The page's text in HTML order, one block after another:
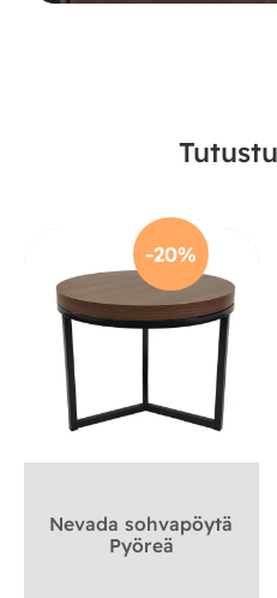
-20%
Nevada sohvapöytä
Pyöreä